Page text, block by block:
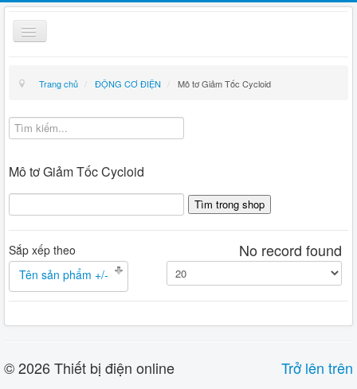
Toggle
Navigation
Giỏ hàng
Hướng dẫn mua hàng
Trang chủ / ĐỘNG CƠ ĐIỆN / Mô tơ Giảm Tốc Cycloid
Mô tơ Giảm Tốc Cycloid
Sắp xếp theo
Tên sản phẩm +/-
No record found
Trở lên trên
© 2026 Thiết bị điện online